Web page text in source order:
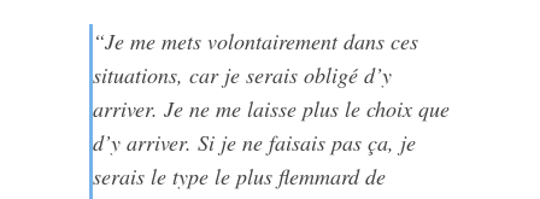
“Je me mets volontairement dans ces
situations, car je serais obligé d’y
arriver. Je ne me laisse plus le choix que
d’y arriver. Si je ne faisais pas ça, je
serais le type le plus flemmard de